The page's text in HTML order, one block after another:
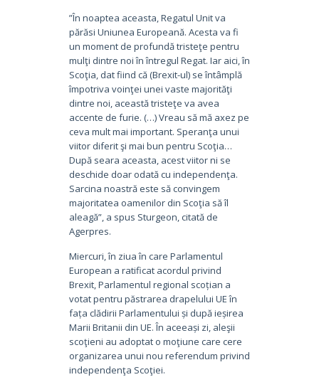
”În noaptea aceasta, Regatul Unit va
părăsi Uniunea Europeană. Acesta va fi
un moment de profundă tristeţe pentru
mulţi dintre noi în întregul Regat. Iar aici, în
Scoţia, dat fiind că (Brexit-ul) se întâmplă
împotriva voinţei unei vaste majorităţi
dintre noi, această tristeţe va avea
accente de furie. (…) Vreau să mă axez pe
ceva mult mai important. Speranţa unui
viitor diferit şi mai bun pentru Scoţia…
După seara aceasta, acest viitor ni se
deschide doar odată cu independenţa.
Sarcina noastră este să convingem
majoritatea oamenilor din Scoţia să îl
aleagă”, a spus Sturgeon, citată de
Agerpres.
Miercuri, în ziua în care Parlamentul
European a ratificat acordul privind
Brexit, Parlamentul regional scoțian a
votat pentru păstrarea drapelului UE în
fața clădirii Parlamentului și după ieșirea
Marii Britanii din UE. În aceeași zi, aleşii
scoţieni au adoptat o moţiune care cere
organizarea unui nou referendum privind
independenţa Scoţiei.